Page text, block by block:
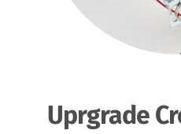
Uprgrade